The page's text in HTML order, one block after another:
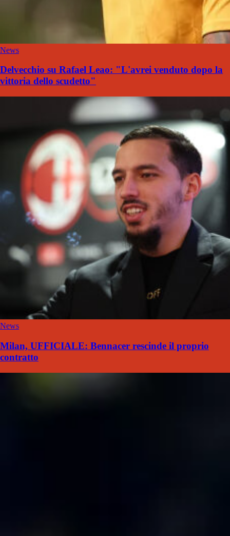
News
Delvecchio su Rafael Leao: "L'avrei venduto dopo la
vittoria dello scudetto"
News
Milan, UFFICIALE: Bennacer rescinde il proprio
contratto